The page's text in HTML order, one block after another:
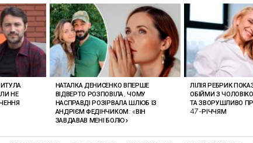
НЕ
НАТАЛКА ДЕНИСЕНКО ВПЕРШЕ
ВІДВЕРТО РОЗПОВІЛА, ЧОМУ
НАСПРАВДІ РОЗІРВАЛА ШЛЮБ ІЗ
АНДРІЄМ ФЕДІНЧИКОМ: «ВІН
ЗАВДАВАВ МЕНІ БОЛЮ»
ЛІЛІЯ РЕБРИК
ОБІЙМИ З
ТА ЗВОРУШЛИВО
47-РІЧЧЯМ